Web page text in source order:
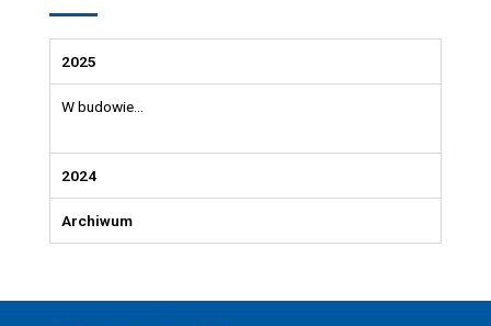
2025
W budowie…
2024
Archiwum